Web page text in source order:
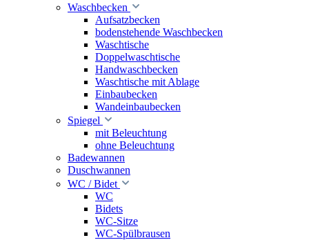
Waschbecken
Aufsatzbecken
bodenstehende Waschbecken
Waschtische
Doppelwaschtische
Handwaschbecken
Waschtische mit Ablage
Einbaubecken
Wandeinbaubecken
Spiegel
mit Beleuchtung
ohne Beleuchtung
Badewannen
Duschwannen
WC / Bidet
WC
Bidets
WC-Sitze
WC-Spülbrausen